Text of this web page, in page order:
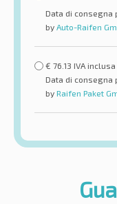
Data di consegna
by Auto-Raifen
€ 76.13 IVA inclusa
Data di consegna
by Raifen Paket